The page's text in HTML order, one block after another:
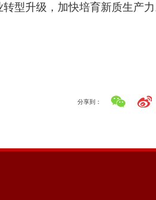
型升级，加快培育新质生产力
分享到：